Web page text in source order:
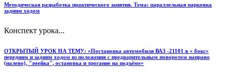
Методическая разработка практического занятия. Тема: параллельная парковка
задним ходом
Конспект урока...
ОТКРЫТЫЙ УРОК НА ТЕМУ: «Постановка автомобиля ВАЗ -21101 в « бокс»
передним и задним ходом из положения с предварительным поворотом направо
(налево), "змейка", остановка и трогание на подъёме»